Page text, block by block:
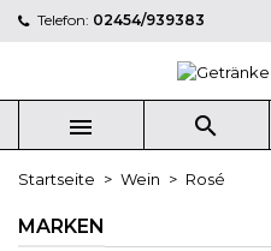
Telefon: 02454/939383
 
Startseite Wein Rosé
MARKEN